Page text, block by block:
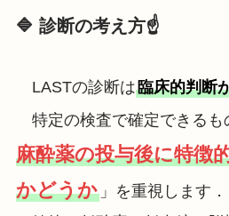
🔷 診断の考え方☝️
LASTの診断は臨床的判断
特定の検査で確定できるも
麻酔薬の投与後に特徴
かどうか」を重視します．